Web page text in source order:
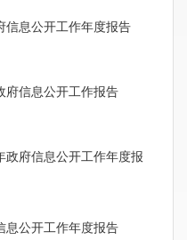
信息公开工作年度报告
府信息公开工作报告
府信息公开工作年度报
息公开工作年度报告